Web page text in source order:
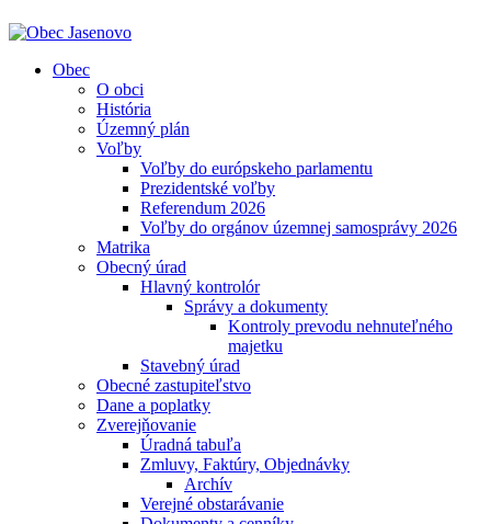
Obec
O obci
História
Územný plán
Voľby
Voľby do európskeho parlamentu
Prezidentské voľby
Referendum 2026
Voľby do orgánov územnej samosprávy 2026
Matrika
Obecný úrad
Hlavný kontrolór
Správy a dokumenty
Kontroly prevodu nehnuteľného
majetku
Stavebný úrad
Obecné zastupiteľstvo
Dane a poplatky
Zverejňovanie
Úradná tabuľa
Zmluvy, Faktúry, Objednávky
Archív
Verejné obstarávanie